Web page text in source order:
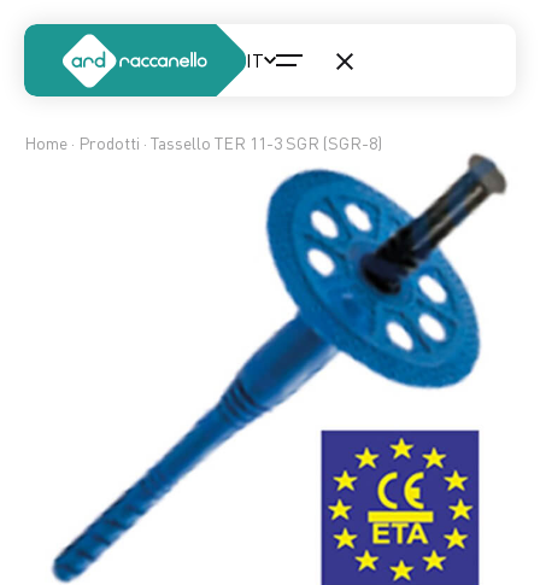
Home · Prodotti · Tassello TER 11-3 SGR (SGR-8)